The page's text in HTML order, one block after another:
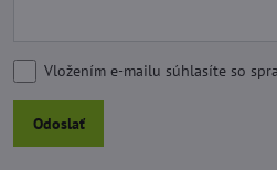
Vložením e-mailu súhlasíte so
Odoslať